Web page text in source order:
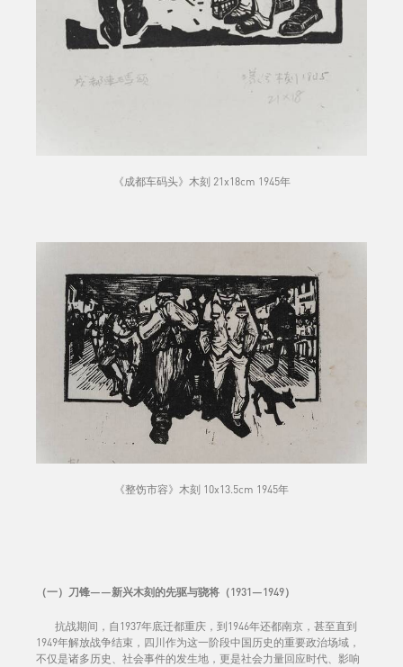
《成都车码头》木刻 21x18cm 1945年
《整饬市容》木刻 10x13.5cm 1945年
（一）刀锋——新兴木刻的先驱与骁将（1931—1949）
抗战期间，自1937年底迁都重庆，到1946年还都南京，甚至直到
1949年解放战争结束，四川作为这一阶段中国历史的重要政治场域，
不仅是诸多历史、社会事件的发生地，更是社会力量回应时代、影响